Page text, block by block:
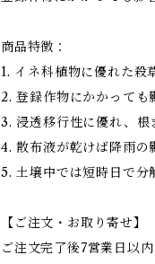
商品特徴：
1. イネ科植物に優れた殺
2. 登録作物にかかっても
3. 浸透移行性に優れ、根
4. 散布液が乾けば降雨の
5. 土壌中では短時日で分
【ご注文・お取り寄せ】
ご注文完了後7営業日以内